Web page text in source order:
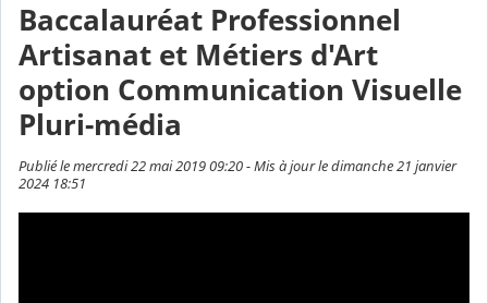
Baccalauréat Professionnel
Artisanat et Métiers d'Art
option Communication Visuelle
Pluri-média
Publié le mercredi 22 mai 2019 09:20 - Mis à jour le dimanche 21 janvier
2024 18:51